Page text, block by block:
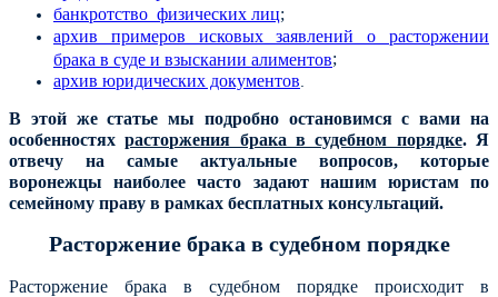
банкротство физических лиц;
архив примеров исковых заявлений о расторжении
брака в суде и взыскании алиментов;
архив юридических документов
В этой же статье мы подробно остановимся с вами на
особенностяхрасторжения брака в судебном порядке. Я
отвечу на самые актуальные вопросов, которые
воронежцы наиболее часто задают нашим юристам по
семейному праву в рамках бесплатных консультаций.
Расторжение брака в судебном порядке
Расторжение брака в судебном порядке происходит в